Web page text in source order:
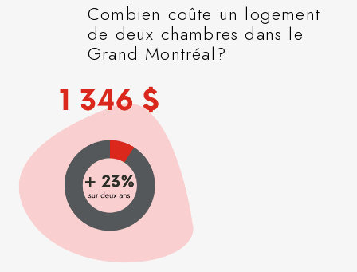
Combien coûte un logement
de deux chambres dans le
Grand Montréal?